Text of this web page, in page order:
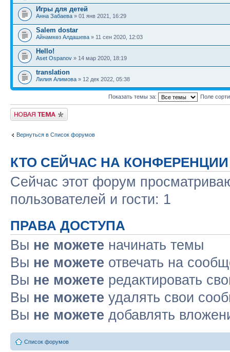
Игры для детей
Анна Забаева » 01 янв 2021, 16:29
Salem dostar
Айнамкөз Алдашева » 11 сен 2020, 12:03
Hello!
Aset Ospanov » 14 мар 2020, 18:19
translation
Лилия Алимова » 12 дек 2022, 05:38
Показать темы за: Поле
Новая тема
Вернуться в Список форумов
КТО СЕЙЧАС НА КОНФЕРЕНЦИИ
Сейчас этот форум
пользователей и гости: 1
ПРАВА ДОСТУПА
Вы не можете начинать темы
Вы не можете отвечать на
Вы не можете редактировать
Вы не можете удалять свои
Вы не можете добавлять
Список форумов